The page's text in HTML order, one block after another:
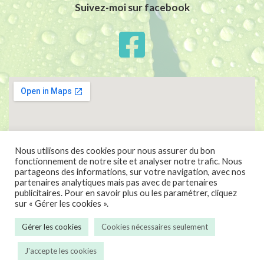
Suivez-moi sur facebook
Mentions légales
Nous utilisons des cookies pour nous assurer du bon
fonctionnement de notre site et analyser notre trafic. Nous
partageons des informations, sur votre navigation, avec nos
partenaires analytiques mais pas avec de partenaires
publicitaires. Pour en savoir plus ou les paramétrer, cliquez
sur « Gérer les cookies ».
Gérer les cookies Cookies nécessaires seulement
J'accepte les cookies